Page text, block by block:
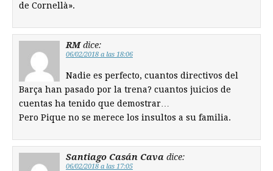
de Cornellà».
RM dice:
06/02/2018 a las 18:06
Nadie es perfecto, cuantos directivos del
Barça han pasado por la trena? cuantos juicios de
cuentas ha tenido que demostrar…
Pero Pique no se merece los insultos a su familia.
Santiago Casán Cava dice:
06/02/2018 a las 17:05